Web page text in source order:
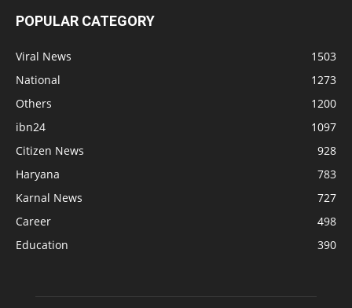
POPULAR CATEGORY
Viral News
1503
National
1273
Others
1200
ibn24
1097
Citizen News
928
Haryana
783
Karnal News
727
Career
498
Education
390